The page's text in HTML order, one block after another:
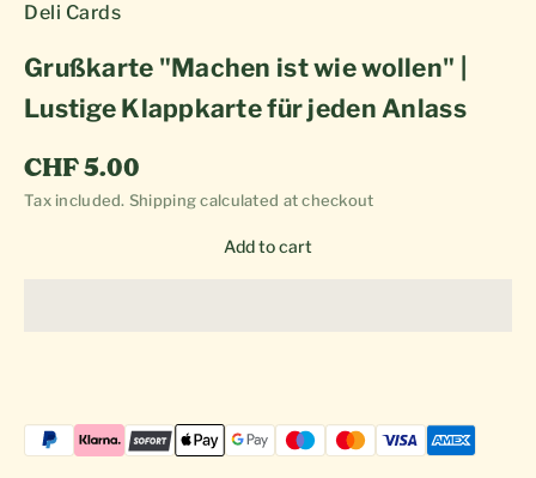
Deli Cards
Grußkarte "Machen ist wie wollen" |
Lustige Klappkarte für jeden Anlass
Sale price
CHF 5.00
Tax included. Shipping calculated at checkout
Add to cart